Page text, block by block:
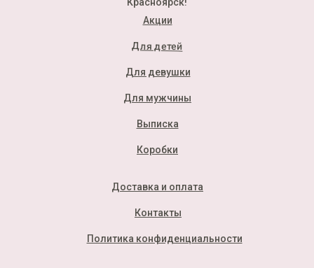
Красноярск!
Акции
Для детей
Для девушки
Для мужчины
Выписка
Коробки
Политика конфиденциальности
Доставка и оплата
Контакты